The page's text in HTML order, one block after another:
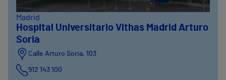
Madrid
Hospital Universitario Vithas Madrid Arturo
Soria
Calle Arturo Soria, 103
912 143 100